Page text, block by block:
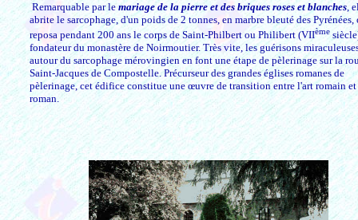
Remarquable par le mariage de la pierre et des briques roses et blanches,
abrite le sarcophage, d'un poids de 2 tonnes, en marbre bleuté des Pyrénées,
reposa pendant 200 ans le corps de Saint-Philbert ou Philibert (VIIème
fondateur du monastère de Noirmoutier. Très vite, les guérisons
autour du sarcophage mérovingien en font une étape de pèlerinage sur la
Saint-Jacques de Compostelle. Précurseur des grandes églises romanes de
pèlerinage, cet édifice constitue une œuvre de transition entre l'art romain et
roman.